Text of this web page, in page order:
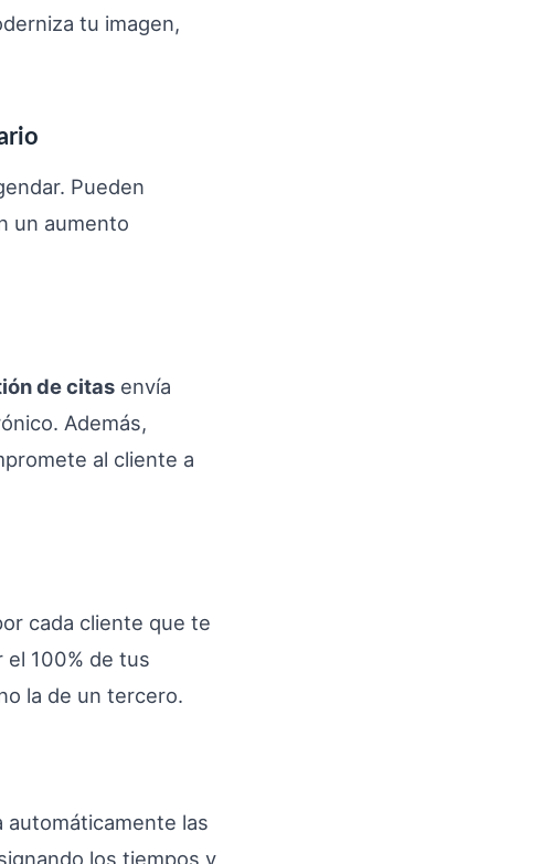
tu imagen,
Pueden
un aumento
de citas envía
Además,
al cliente a
cada cliente que te
100% de tus
la de un tercero.
automáticamente las
los tiempos y